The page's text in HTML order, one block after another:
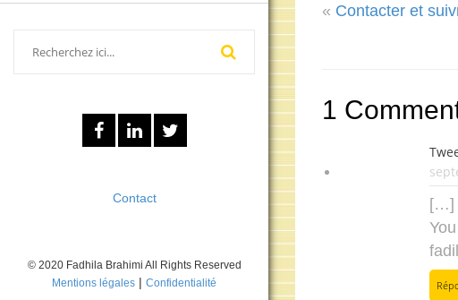
Contact
© 2020 Fadhila Brahimi All Rights Reserved
Mentions légales | Confidentialité
« Contacter et
1
[…]